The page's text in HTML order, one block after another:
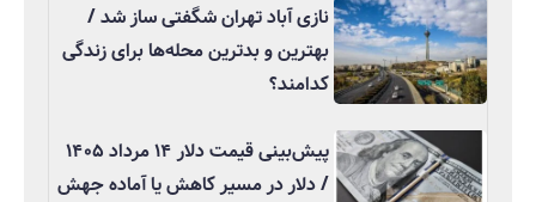
نازی آباد تهران شگفتی ساز شد /
بهترین و بدترین محله‌ها برای زندگی
کدامند؟
پیش‌بینی قیمت دلار ۱۴ مرداد ۱۴۰۵
/ دلار در مسیر کاهش یا آماده جهش